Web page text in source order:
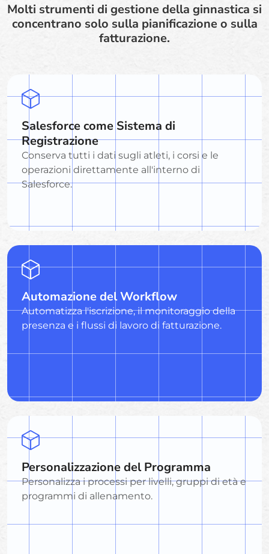
Molti strumenti di gestione della ginnastica si
concentrano solo sulla pianificazione o sulla
fatturazione.
Salesforce come Sistema di
Registrazione
Conserva tutti i dati sugli atleti, i corsi e le
operazioni direttamente all'interno di
Salesforce.
Automazione del Workflow
Automatizza l'iscrizione, il monitoraggio della
presenza e i flussi di lavoro di fatturazione.
Personalizzazione del Programma
Personalizza i processi per livelli, gruppi di età e
programmi di allenamento.